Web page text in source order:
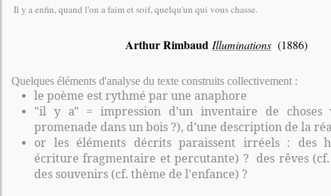
Il y a enfin, quand l'on a faim et soif, quelqu'un qui vous chasse.
Arthur Rimbaud Illuminations (1886)
Quelques éléments d'analyse du texte construits collectivement :
le poème est rythmé par une anaphore
"il y a" = impression d’un inventaire de choses
promenade dans un bois ?), d’une description de la
or les éléments décrits paraissent irréels : des
écriture fragmentaire et percutante) ? des rêves
des souvenirs (cf. thème de l'enfance) ?